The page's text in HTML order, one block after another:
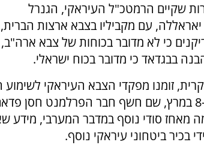
שקיים הרמטכ"ל העיראקי, הגנרל
יאראללה, עם מקביליו בצבא ארצות הברית,
כי לא מדובר בכוחות של צבא ארה"ב,
בבגדאד כי מדובר בכוח ישראלי.
זומנו מפקדי הצבא העיראקי לשימוע
בפרלמנט ב-8 במרץ, שם חשף חבר הפרלמנט חסן
מאחז סודי נוסף במדבר המערבי, מידע
בכיר ביטחוני עיראקי נוסף.